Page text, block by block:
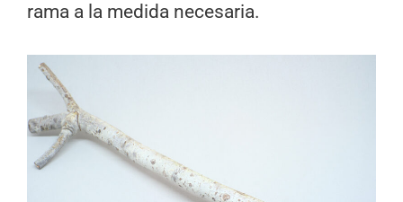
rama a la medida necesaria.